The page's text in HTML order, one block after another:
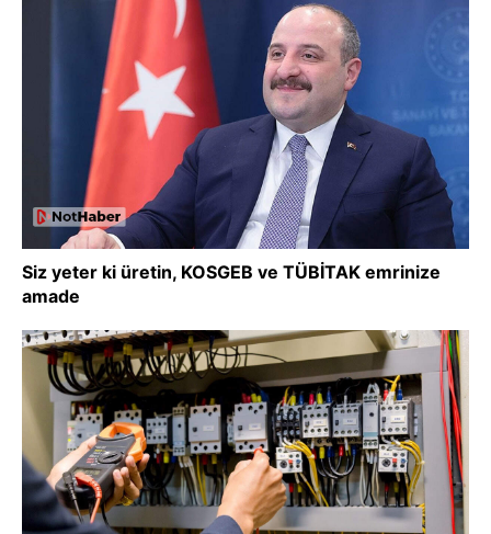
Siz yeter ki üretin, KOSGEB ve TÜBİTAK emrinize
amade